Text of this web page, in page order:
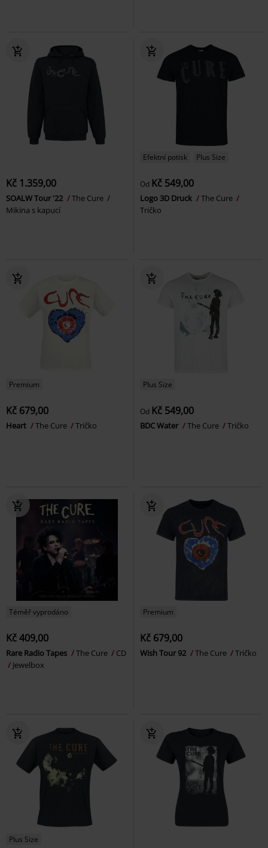
Kč 1.359,00
SOALW Tour '22
The Cure
Mikina s kapucí
Efektní potisk Plus Size
Od Kč 549,00
Logo 3D Druck
The Cure
Tričko
Premium
Kč 679,00
Heart The Cure Tričko
Plus Size
Od Kč 549,00
BDC Water The Cure Tričko
Téměř vyprodáno
Kč 409,00
Rare Radio Tapes The Cure
CD
Jewelbox
Premium
Kč 679,00
Wish Tour 92 The Cure Tričko
Plus Size